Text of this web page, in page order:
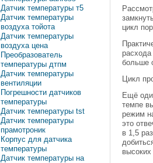
Датчик температуры т5
Датчик температуры
воздуха тойота
Датчик температуры
воздуха цена
Преобразователь
температуры дтпм
Датчик температуры
вентиляции
Погрешности датчиков
температуры
Датчик температуры tst
Датчик температуры
прамотроник
Корпус для датчика
температуры
Датчик температуры на
цикл
больше
Цикл
Ещё
темпе
режим
это
в 1,5